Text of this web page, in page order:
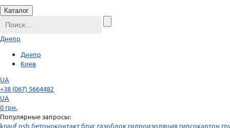
Каталог
Днепр
Днепр
Киев
UA
+38 (067) 5664482
UA
0 грн.
Популярные запросы:
knaufosb бетоноконтактбрус газоблок гидроизоляция гипсокартон